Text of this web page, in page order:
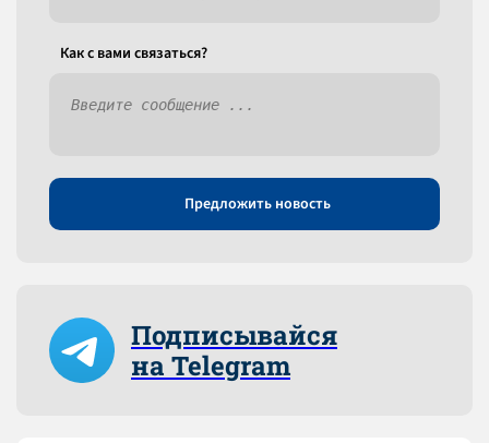
Как c вами связаться?
Предложить новость
Подписывайся
на Telegram